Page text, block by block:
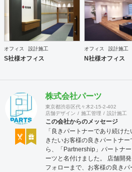
オフィス 設計施工
S社様オフィス
オフィス 設計施工
N社様オフィス
株式会社パーツ
東京都渋谷区代々木2-15-2-402
店舗デザイン
施工管理 設計施工
この会社からのメッセージ
「良きパートナーであり続け
きたいお客様の良きパートナ
ら、「Partnership」パートナ
ーツと名付けました。 店舗開
フォローまで、お客様の良き